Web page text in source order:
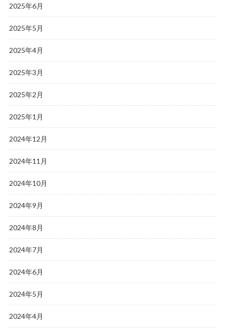
2025年6月
2025年5月
2025年4月
2025年3月
2025年2月
2025年1月
2024年12月
2024年11月
2024年10月
2024年9月
2024年8月
2024年7月
2024年6月
2024年5月
2024年4月